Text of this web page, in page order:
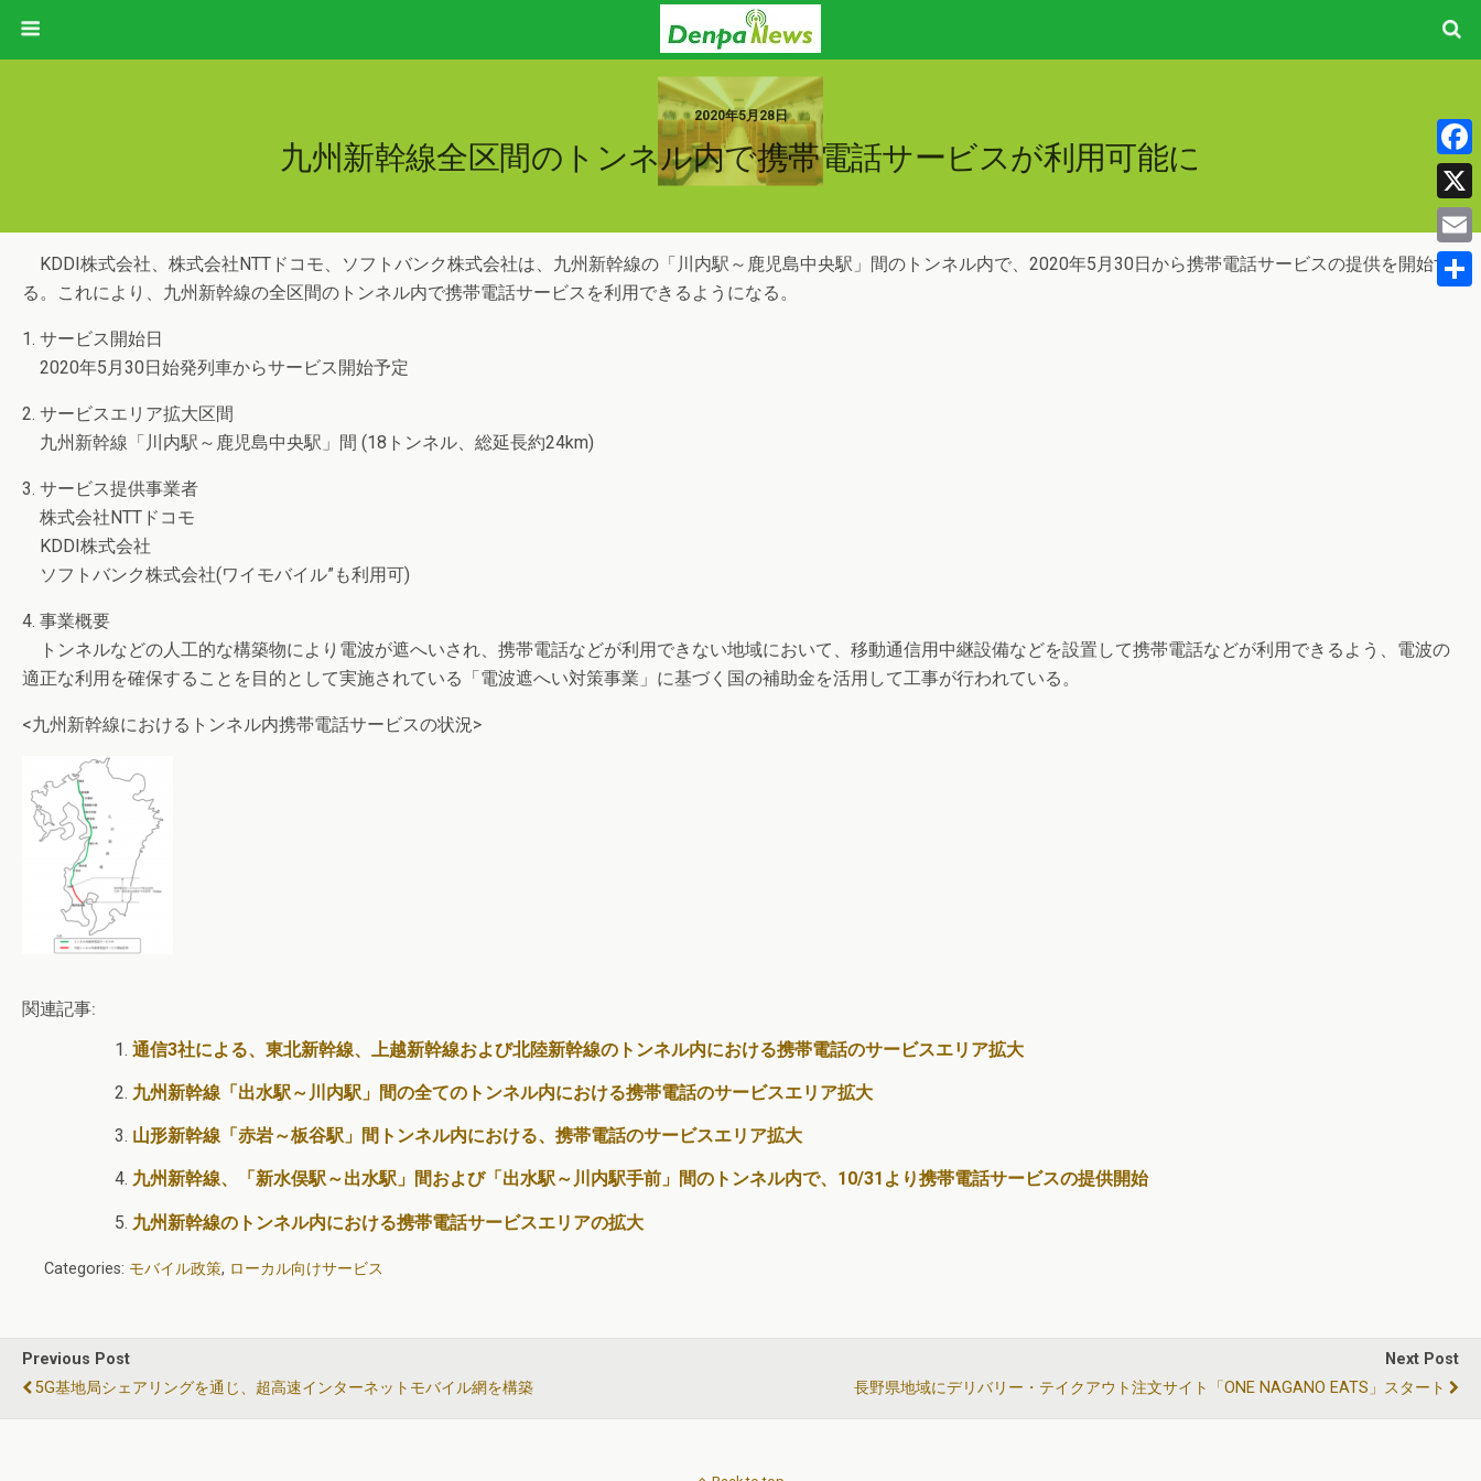
2020年5月28日
九州新幹線全区間のトンネル内で携帯電話サービスが利用可能に
KDDI株式会社、株式会社NTTドコモ、ソフトバンク株式会社は、九州新幹線の「川内駅～鹿児島中央駅」間のトンネル内で、2020年5月30日から携帯電話サービスの提供を開始す
る。これにより、九州新幹線の全区間のトンネル内で携帯電話サービスを利用できるようになる。
1. サービス開始日
2020年5月30日始発列車からサービス開始予定
2. サービスエリア拡大区間
九州新幹線「川内駅～鹿児島中央駅」間 (18トンネル、総延長約24km)
3. サービス提供事業者
株式会社NTTドコモ
KDDI株式会社
ソフトバンク株式会社(ワイモバイル”も利用可)
4. 事業概要
トンネルなどの人工的な構築物により電波が遮へいされ、携帯電話などが利用できない地域において、移動通信用中継設備などを設置して携帯電話などが利用できるよう、電波の
適正な利用を確保することを目的として実施されている「電波遮へい対策事業」に基づく国の補助金を活用して工事が行われている。
<九州新幹線におけるトンネル内携帯電話サービスの状況>
関連記事:
通信3社による、東北新幹線、上越新幹線および北陸新幹線のトンネル内における携帯電話のサービスエリア拡大
九州新幹線「出水駅～川内駅」間の全てのトンネル内における携帯電話のサービスエリア拡大
山形新幹線「赤岩～板谷駅」間トンネル内における、携帯電話のサービスエリア拡大
九州新幹線、「新水俣駅～出水駅」間および「出水駅～川内駅手前」間のトンネル内で、10/31より携帯電話サービスの提供開始
九州新幹線のトンネル内における携帯電話サービスエリアの拡大
Categories: モバイル政策, ローカル向けサービス
Previous Post
5G基地局シェアリングを通じ、超高速インターネットモバイル網を構築
Next Post
長野県地域にデリバリー・テイクアウト注文サイト「ONE NAGANO EATS」スタート
X